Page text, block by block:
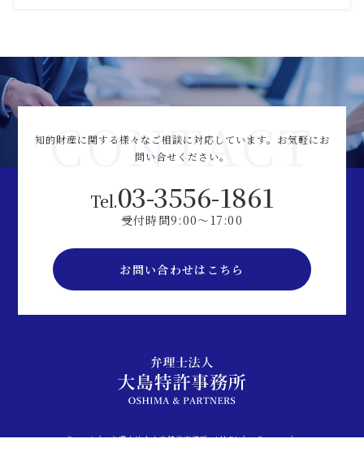
CONTACT
知的財産に関する様々なご相談に対応しています。 お気軽にお
問い合せください。
Tel.03-3556-1861
受付時間9:00～17:00
お問い合わせはこちら
Copyright 弁理士法人大島特許事務所. All Rights Reserved.